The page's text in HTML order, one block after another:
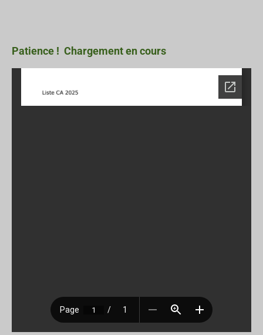
Patience ! Chargement en cours